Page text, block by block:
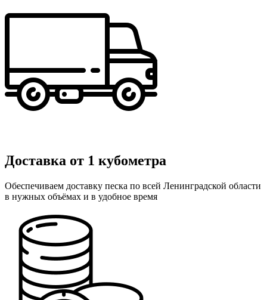
Доставка от 1 кубометра
Обеспечиваем доставку песка по всей Ленинградской области
в нужных объёмах и в удобное время